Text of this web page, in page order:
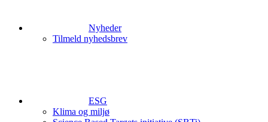
Nyheder
Tilmeld nyhedsbrev
ESG
Klima og miljø